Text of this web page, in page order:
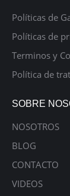
Políticas de
Políticas de
Terminos y
Política de
SOBRE
NOSOTROS
BLOG
CONTACTO
VIDEOS